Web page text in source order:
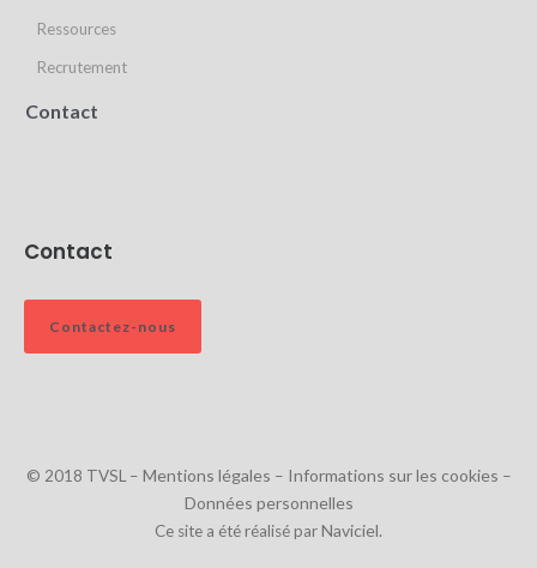
Ressources
Recrutement
Contact
Contact
Contactez-nous
© 2018 TVSL – Mentions légales – Informations sur les cookies –
Données personnelles
Ce site a été réalisé parNaviciel.